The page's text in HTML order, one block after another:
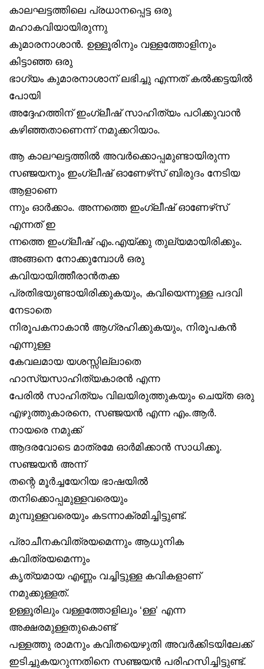
കാലഘട്ടത്തിലെ പ്രധാനപ്പെട്ട ഒരു
മഹാകവിയായിരുന്നു
കുമാരനാശാൻ. ഉള്ളൂരിനും വള്ളത്തോളിനും
കിട്ടാഞ്ഞ ഒരു
ഭാഗ്യം കുമാരനാശാന് ലഭിച്ചു എന്നത് കൽക്കട്ടയിൽ
പോയി
അദ്ദേഹത്തിന് ഇംഗ്ലീഷ് സാഹിത്യം പഠിക്കുവാൻ
കഴിഞ്ഞതാണെന്ന് നമുക്കറിയാം.
ആ കാലഘട്ടത്തിൽ അവർക്കൊപ്പമുണ്ടായിരുന്ന
സഞ്ജയനും ഇംഗ്ലീഷ് ഓണേഴ്‌സ് ബിരുദം നേടിയ
ആളാണെ
ന്നും ഓർക്കാം. അന്നത്തെ ഇംഗ്ലീഷ് ഓണേഴ്‌സ്
എന്നത് ഇ
ന്നത്തെ ഇംഗ്ലീഷ് എം.എയ്ക്കു തുല്യമായിരിക്കും.
അങ്ങനെ നോക്കുമ്പോൾ ഒരു
കവിയായിത്തീരാൻതക്ക
പ്രതിഭയുണ്ടായിരിക്കുകയും, കവിയെന്നുള്ള പദവി
നേടാതെ
നിരൂപകനാകാൻ ആഗ്രഹിക്കുകയും, നിരൂപകൻ
എന്നുള്ള
കേവലമായ യശസ്സില്ലാതെ
ഹാസ്യസാഹിത്യകാരൻ എന്ന
പേരിൽ സാഹിത്യം വിലയിരുത്തുകയും ചെയ്ത ഒരു
എഴുത്തുകാരനെ, സഞ്ജയൻ എന്ന എം.ആർ.
നായരെ നമുക്ക്
ആദരവോടെ മാത്രമേ ഓർമിക്കാൻ സാധിക്കൂ.
സഞ്ജയൻ അന്ന്
തന്റെ മൂർച്ചയേറിയ ഭാഷയിൽ
തനിക്കൊപ്പമുള്ളവരെയും
മുമ്പുള്ളവരെയും കടന്നാക്രമിച്ചിട്ടുണ്ട്.
പ്രാചീനകവിത്രയമെന്നും ആധുനിക
കവിത്രയമെന്നും
കൃത്യമായ എണ്ണം വച്ചിട്ടുള്ള കവികളാണ്
നമുക്കുള്ളത്.
ഉള്ളൂരിലും വള്ളത്തോളിലും ‘ള്ള’ എന്ന
അക്ഷരമുള്ളതുകൊണ്ട്
പള്ളത്തു രാമനും കവിതയെഴുതി അവർക്കിടയിലേക്ക്
ഇടിച്ചുകയറുന്നതിനെ സഞ്ജയൻ പരിഹസിച്ചിട്ടുണ്ട്.